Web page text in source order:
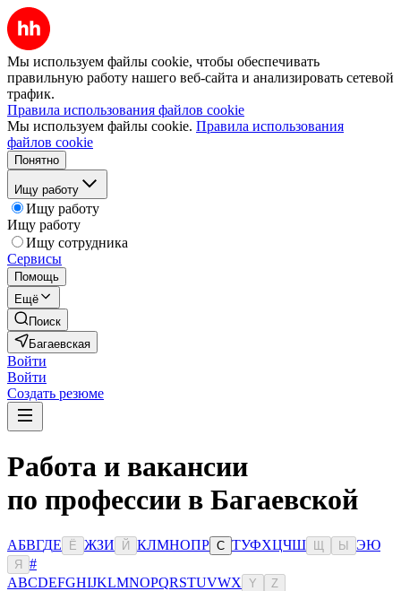
Мы используем файлы cookie, чтобы обеспечивать
правильную работу нашего веб-сайта и анализировать сетевой
трафик.
Правила использования файлов cookie
Мы используем файлы cookie. Правила использования
файлов cookie
Понятно
Ищу работу
Ищу работу
Ищу работу
Ищу сотрудника
Сервисы
Помощь
Ещё
Поиск
Багаевская
Войти
Войти
Создать резюме
Работа и вакансии
по профессии в Багаевской
АБВГДЕ Ё ЖЗИ Й КЛМНОПР С ТУФХЦЧШ Ы ЭЮ
Я
#
ABCDEFGHIJKLMNOPQRSTUVWX Y Z